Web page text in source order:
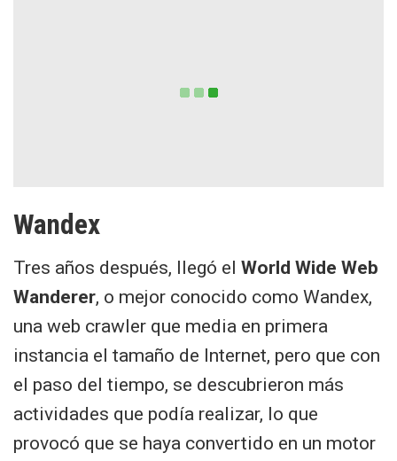
Wandex
Tres años después, llegó el World Wide Web
Wanderer, o mejor conocido como Wandex,
una web crawler que media en primera
instancia el tamaño de Internet, pero que con
el paso del tiempo, se descubrieron más
actividades que podía realizar, lo que
provocó que se haya convertido en un motor